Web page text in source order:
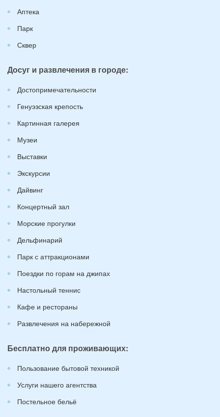
Аптека
Парк
Сквер
Досуг и развлечения в городе:
Достопримечательности
Генуэзская крепость
Картинная галерея
Музеи
Выставки
Экскурсии
Дайвинг
Концертный зал
Морские прогулки
Дельфинарий
Парк с аттракционами
Поездки по горам на джипах
Настольный теннис
Кафе и рестораны
Развлечения на набережной
Бесплатно для проживающих:
Пользование бытовой техникой
Услуги нашего агентства
Постельное бельё